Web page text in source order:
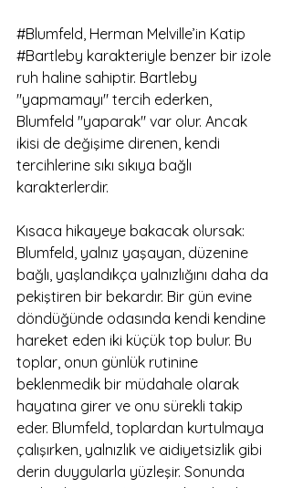
#Blumfeld , Herman Melville’in Katip
#Bartleby karakteriyle benzer bir izole
ruh haline sahiptir. Bartleby
"yapmamayı" tercih ederken,
Blumfeld "yaparak" var olur. Ancak
ikisi de değişime direnen, kendi
tercihlerine sıkı sıkıya bağlı
karakterlerdir.
Kısaca hikayeye bakacak olursak:
Blumfeld, yalnız yaşayan, düzenine
bağlı, yaşlandıkça yalnızlığını daha da
pekiştiren bir bekardır. Bir gün evine
döndüğünde odasında kendi kendine
hareket eden iki küçük top bulur. Bu
toplar, onun günlük rutinine
beklenmedik bir müdahale olarak
hayatına girer ve onu sürekli takip
eder. Blumfeld, toplardan kurtulmaya
çalışırken, yalnızlık ve aidiyetsizlik gibi
derin duygularla yüzleşir. Sonunda